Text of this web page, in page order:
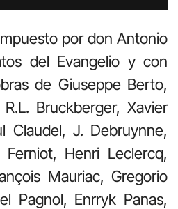
por don Antonio
del Evangelio y con
de Giuseppe Berto,
Bruckberger, Xavier
Claudel, J. Debruynne,
Henri Leclercq,
Mauriac, Gregorio
Pagnol, Enrryk Panas,